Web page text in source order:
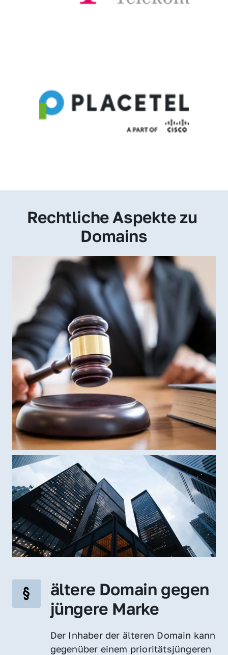
Rechtliche Aspekte zu
Domains
ältere Domain gegen
jüngere Marke
Der Inhaber der älteren Domain kann
gegenüber einem prioritätsjüngeren